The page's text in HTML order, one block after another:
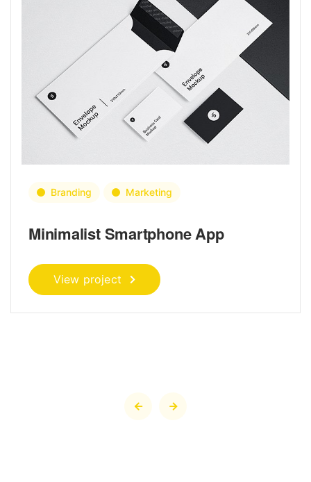
Branding Marketing
Minimalist Smartphone App
View project